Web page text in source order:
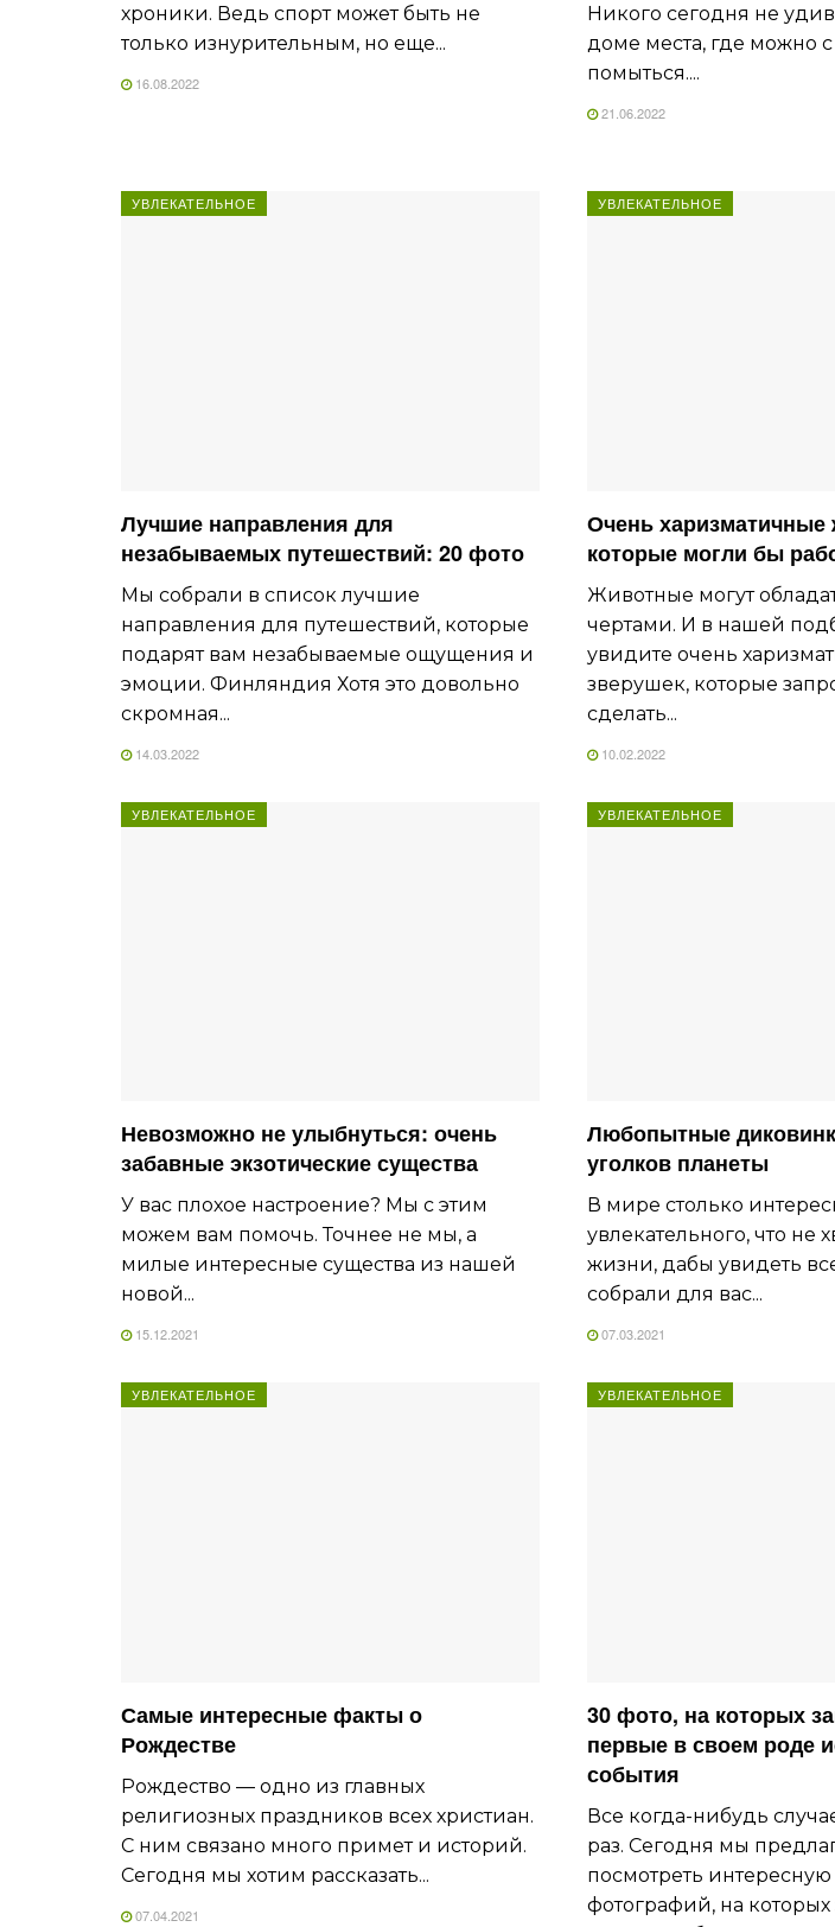
хроники. Ведь спорт может быть не
только изнурительным, но еще...
16.08.2022
Никого сегодня не
доме места, где можно
помыться....
21.06.2022
УВЛЕКАТЕЛЬНОЕ
Лучшие направления для
незабываемых путешествий: 20 фото
Мы собрали в список лучшие
направления для путешествий, которые
подарят вам незабываемые ощущения и
эмоции. Финляндия Хотя это довольно
скромная...
14.03.2022
УВЛЕКАТЕЛЬНОЕ
Очень
которые могли бы
Животные могут
чертами. И в нашей
увидите очень
зверушек, которые
сделать...
10.02.2022
УВЛЕКАТЕЛЬНОЕ
Невозможно не улыбнуться: очень
забавные экзотические существа
У вас плохое настроение? Мы с этим
можем вам помочь. Точнее не мы, а
милые интересные существа из нашей
новой...
15.12.2021
УВЛЕКАТЕЛЬНОЕ
Любопытные
уголков планеты
В мире столько
увлекательного, что не
жизни, дабы увидеть
собрали для вас...
07.03.2021
УВЛЕКАТЕЛЬНОЕ
Самые интересные факты о
Рождестве
Рождество — одно из главных
религиозных праздников всех христиан.
С ним связано много примет и историй.
Сегодня мы хотим рассказать...
07.04.2021
УВЛЕКАТЕЛЬНОЕ
30 фото, на которых
первые в своем роде
события
Все когда-нибудь
раз. Сегодня мы
посмотреть
фотографий, на которых